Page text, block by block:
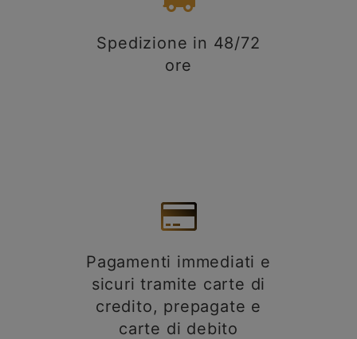
Spedizione in 48/72
ore
Pagamenti immediati e
sicuri tramite carte di
credito, prepagate e
carte di debito